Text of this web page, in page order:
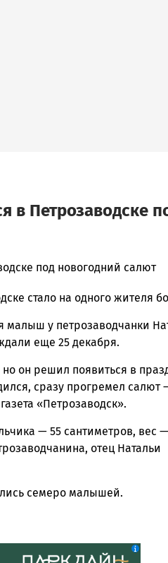
в Петрозаводске
под новогодний салют
стало на одного жителя
малыш у петрозаводчанки
еще 25 декабря.
он решил появиться в
сразу прогремел салют
«Петрозаводск».
— 55 сантиметров, вес —
отец Натальи
семеро малышей.